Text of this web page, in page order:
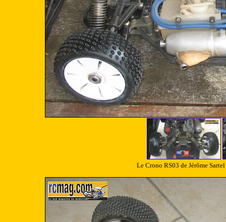
Le Crono RS03 de Jérôme